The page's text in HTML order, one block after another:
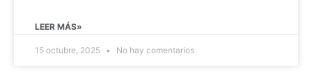
LEER MÁS»
15 octubre, 2025 No hay comentarios